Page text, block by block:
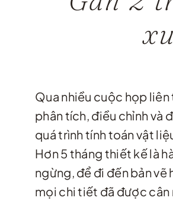
Qua nhiều cuộc họp
phân tích, điều chỉnh và
quá trình tính toán vật
Hơn 5 tháng thiết kế là
ngừng, để đi đến bản vẽ
mọi chi tiết đã được cân